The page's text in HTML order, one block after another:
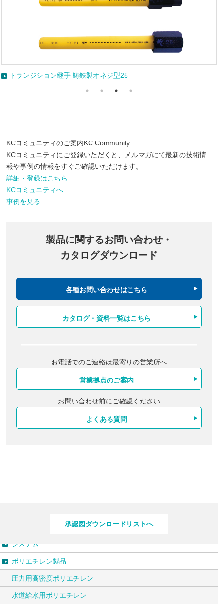
トランジション継手 鋳鉄製オネジ型25
KCコミュニティのご案内KC Community
KCコミュニティにご登録いただくと、メルマガにて最新の技術情
報や事例の情報をすぐご確認いただけます。
詳細・登録はこちら
KCコミュニティへ
事例を見る
製品に関するお問い合わせ・
カタログダウンロード
各種お問い合わせはこちら
カタログ・資料一覧はこちら
お電話でのご連絡は最寄りの営業所へ
営業拠点のご案内
お問い合わせ前にご確認ください
よくある質問
承認図ダウンロードリストへ
システム
ポリエチレン製品
圧力用高密度ポリエチレン
水道給水用ポリエチレン